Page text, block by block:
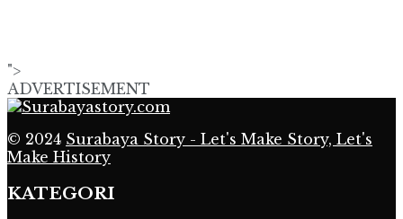
">
ADVERTISEMENT
© 2024 Surabaya Story - Let's Make Story, Let's
Make History
KATEGORI